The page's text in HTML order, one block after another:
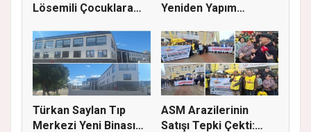
Lösemili Çocuklara
Yeniden Yapım
Türkan Saylan Tıp
Merkezi Yeni Binası
ASM Arazilerinin
Satışı Tepki Çekti: